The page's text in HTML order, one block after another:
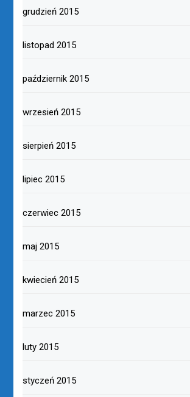
grudzień 2015
listopad 2015
październik 2015
wrzesień 2015
sierpień 2015
lipiec 2015
czerwiec 2015
maj 2015
kwiecień 2015
marzec 2015
luty 2015
styczeń 2015